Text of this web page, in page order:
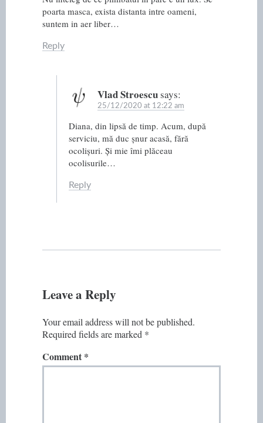
poarta masca, exista distanta intre oameni,
suntem in aer liber…
Reply
Vlad Stroescusays:
25/12/2020 at 12:22 am
Diana, din lipsă de timp. Acum, după
serviciu, mă duc șnur acasă, fără
ocolișuri. Și mie îmi plăceau
ocolisurile…
Reply
Leave a Reply
Your email address will not be published.
Required fields are marked *
Comment *